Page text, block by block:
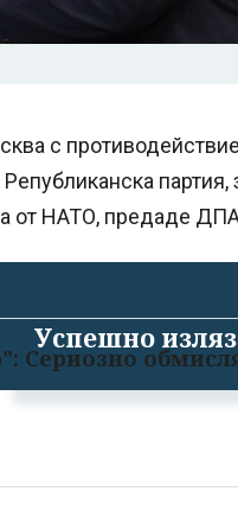
Успешно
с противодействие
партия,
от НАТО, предаде
Сериозно